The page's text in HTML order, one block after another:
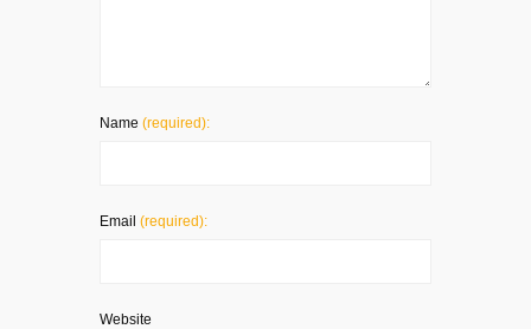
Name (required):
Email (required):
Website